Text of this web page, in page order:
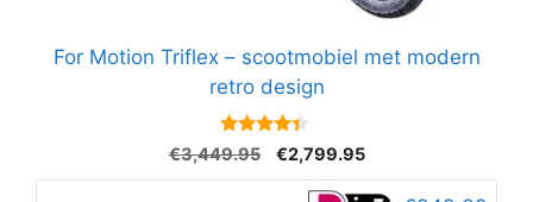
For Motion Triflex – scootmobiel met modern
retro design
4.2
van 5
€3,449.95
Oorspronkelijke
prijs
€2,799.95Huidige
prijs